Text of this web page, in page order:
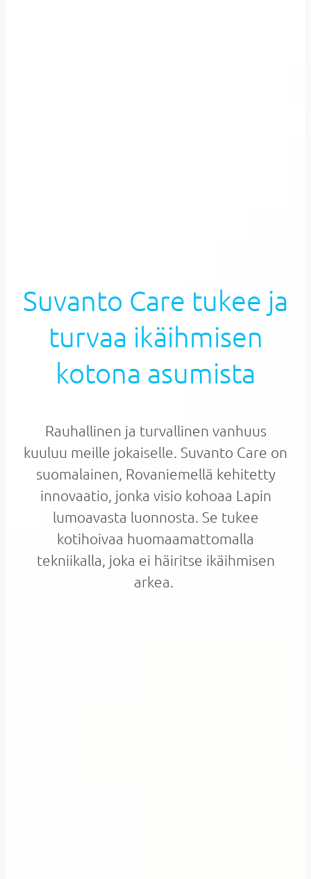
Suvanto Care tukee ja
turvaa ikäihmisen
kotona asumista
Rauhallinen ja turvallinen vanhuus
kuuluu meille jokaiselle. Suvanto Care on
suomalainen, Rovaniemellä kehitetty
innovaatio, jonka visio kohoaa Lapin
lumoavasta luonnosta. Se tukee
kotihoivaa huomaamattomalla
tekniikalla, joka ei häiritse ikäihmisen
arkea.